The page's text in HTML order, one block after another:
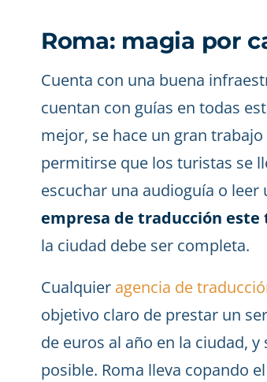
Roma: magia por
Cuenta con una buena
cuentan con guías en todas
mejor, se hace un gran
permitirse que los turistas se
escuchar una audioguía o leer
empresa de traducción
la ciudad debe ser completa.
Cualquier agencia de
objetivo claro de prestar un
de euros al año en la ciudad,
posible. Roma lleva copando